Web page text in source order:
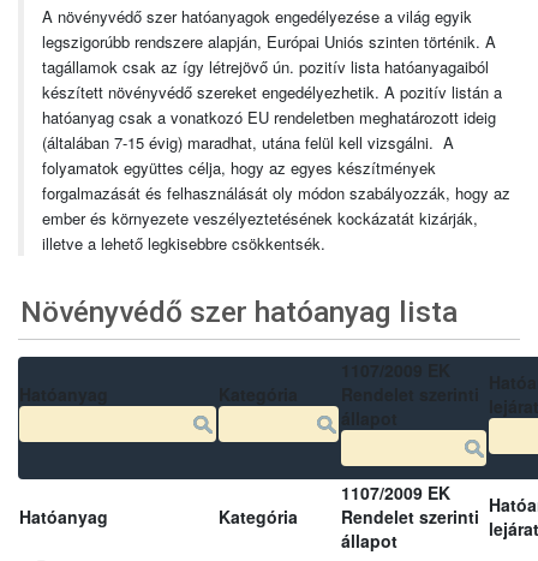
A növényvédő szer hatóanyagok engedélyezése a világ egyik
legszigorúbb rendszere alapján, Európai Uniós szinten történik. A
tagállamok csak az így létrejövő ún. pozitív lista hatóanyagaiból
készített növényvédő szereket engedélyezhetik. A pozitív listán a
hatóanyag csak a vonatkozó EU rendeletben meghatározott ideig
(általában 7-15 évig) maradhat, utána felül kell vizsgálni. A
folyamatok együttes célja, hogy az egyes készítmények
forgalmazását és felhasználását oly módon szabályozzák, hogy az
ember és környezete veszélyeztetésének kockázatát kizárják,
illetve a lehető legkisebbre csökkentsék.
Növényvédő szer hatóanyag lista
Hatóanyag Kategória
1107/2009 EK
Rendelet szerinti
állapot